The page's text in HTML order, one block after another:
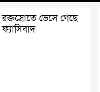
রক্তস্রোতে ভেসে গেছে
ফ্যাসিবাদ